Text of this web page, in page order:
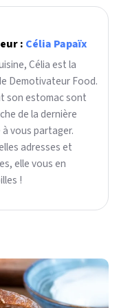
: Célia Papaïx
Célia est la
Demotivateur Food.
son estomac sont
de la dernière
vous partager.
adresses et
elle vous en
!